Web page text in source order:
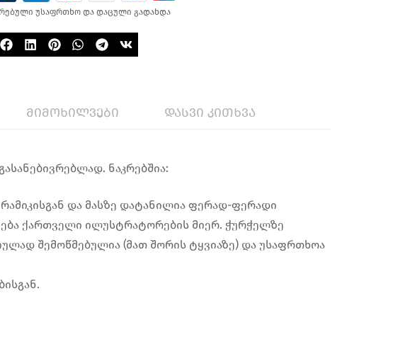
უსაფრთხო და დაცული გადახდა
მიმოხილვები დასვი კითხვა
ნაკრებშია:
და მასზე დატანილია ფერად-ფერადი
ქართველი ილუსტრატორების მიერ. ჭურჭელზე
შემოწმებულია (მათ შორის ტყვიაზე) და უსაფრთხოა